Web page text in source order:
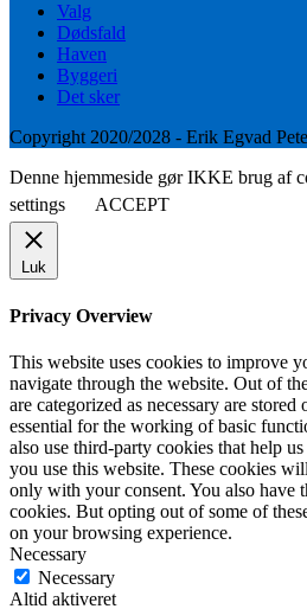
Valg
Dødsfald
Haven
Byggeri
Det sker
Copyright 2020/2028 - Erik Egvad
Denne hjemmeside gør IKKE brug af
settings
ACCEPT
Luk
Privacy Overview
This website uses cookies to improve
navigate through the website. Out of
are categorized as necessary are
essential for the working of basic
also use third-party cookies that help
you use this website. These cookies
only with your consent. You also have
cookies. But opting out of some of
on your browsing experience.
Necessary
Necessary
Altid aktiveret